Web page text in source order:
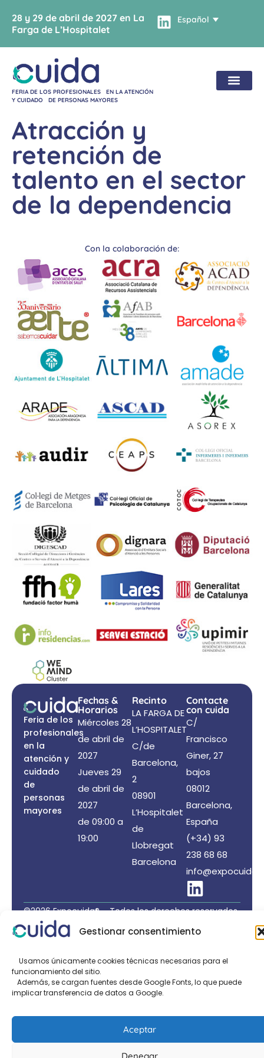
Gestionar consentimiento
Usamos únicamente cookies técnicas necesarias para el
funcionamiento del sitio.
Además, se cargan fuentes desde Google Fonts, lo que puede
implicar transferencia de datos a Google.
Aceptar
Denegar
28 y 29 de abril de 2027 en La
Farga de L’Hospitalet
Español
FERIA DE LOS PROFESIONALES EN LA ATENCIÓN
Y CUIDADO DE PERSONAS MAYORES
Atracción y
retención de
talento en el sector
de la dependencia
Con la colaboración de:
Feria de los
profesionales
en la
atención y
cuidado
de
personas
mayores
Fechas &
Horarios
Miércoles 28
de abril de
2027
Jueves 29
de abril de
2027
de 09:00 a
19:00
Recinto
LA FARGA DE
L’HOSPITALET
C/de
Barcelona,
2
08901
L’Hospitalet
de
Llobregat
Barcelona
Contacte
con cuida
C/
Francisco
Giner, 27
bajos
08012
Barcelona,
España
(+34) 93
238 68 68
©2026 Expocuida® – Todos los derechos reservados
Organiza: PROFEI SL – NIF: B60035490 – Registro
Política de Privacidad de Datos/ Política de Cookies
/Aviso legal